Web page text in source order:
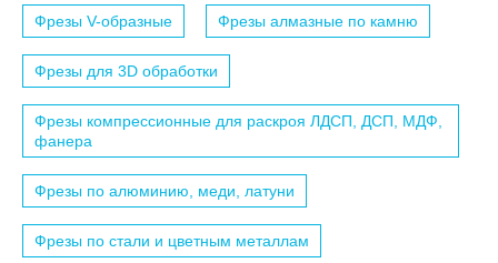
Фрезы V-образные Фрезы алмазные по камню
Фрезы для 3D обработки
Фрезы компрессионные для раскроя ЛДСП, ДСП, МДФ,
фанера
Фрезы по алюминию, меди, латуни
Фрезы по стали и цветным металлам